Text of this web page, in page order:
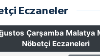
Eczaneler